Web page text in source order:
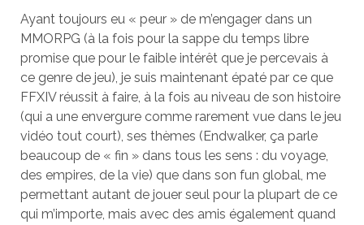
Ayant toujours eu « peur » de m’engager dans un
MMORPG (à la fois pour la sappe du temps libre
promise que pour le faible intérêt que je percevais à
ce genre de jeu), je suis maintenant épaté par ce que
FFXIV réussit à faire, à la fois au niveau de son histoire
(qui a une envergure comme rarement vue dans le jeu
vidéo tout court), ses thèmes (Endwalker, ça parle
beaucoup de « fin » dans tous les sens : du voyage,
des empires, de la vie) que dans son fun global, me
permettant autant de jouer seul pour la plupart de ce
qui m’importe, mais avec des amis également quand